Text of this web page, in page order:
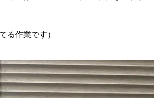
る作業です）